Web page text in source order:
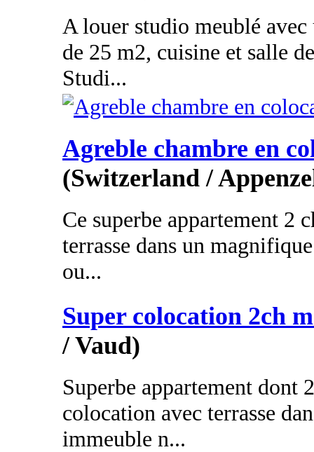
A louer studio meublé
de 25 m2, cuisine et salle
Studi...
Agreble chambre en
(Switzerland /
Ce superbe appartement 2
terrasse dans un
ou...
Super colocation 2ch
/ Vaud)
Superbe appartement dont
colocation avec terrasse
immeuble n...